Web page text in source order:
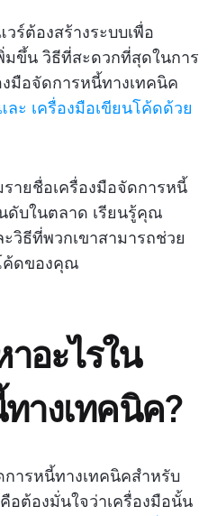
ร์ต้องสร้างระบบเพื่อ
มขึ้น วิธีที่สะดวกที่สุดในการ
มือจัดการหนี้ทางเทคนิค
ละ เครื่องมือเขียนโค้ดด้วย
ายชื่อเครื่องมือจัดการหนี้
ดับในตลาด เรียนรู้คุณ
วิธีที่พวกเขาสามารถช่วย
ค้ดของคุณ
อะไรใน
างเทคนิค?
ารหนี้ทางเทคนิคสำหรับ
ต้องมั่นใจว่าเครื่องมือนั้น